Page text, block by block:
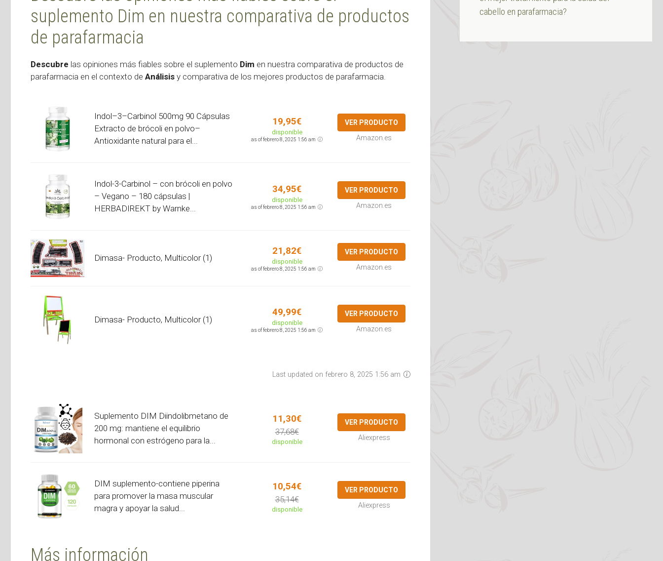
suplemento Dim en nuestra comparativa de productos
de parafarmacia
Descubre las opiniones más fiables sobre el suplemento Dim en nuestra comparativa de productos de
parafarmacia en el contexto de Análisis y comparativa de los mejores productos de parafarmacia.
Indol–3–Carbinol 500mg 90 Cápsulas
Extracto de brócoli en polvo–
Antioxidante natural para el...
19,95€
disponible
as of febrero 8, 2025 1:56 am
VER PRODUCTO
Amazon.es
Indol-3-Carbinol – con brócoli en polvo
– Vegano – 180 cápsulas |
HERBADIREKT by Warnke...
34,95€
disponible
as of febrero 8, 2025 1:56 am
VER PRODUCTO
Amazon.es
Dimasa- Producto, Multicolor (1)
21,82€
disponible
as of febrero 8, 2025 1:56 am
VER PRODUCTO
Amazon.es
Dimasa- Producto, Multicolor (1)
49,99€
disponible
as of febrero 8, 2025 1:56 am
VER PRODUCTO
Amazon.es
Last updated on febrero 8, 2025 1:56 am
Suplemento DIM Diindolibmetano de
200 mg: mantiene el equilibrio
hormonal con estrógeno para la...
11,30€
37,68€
disponible
VER PRODUCTO
Aliexpress
DIM suplemento-contiene piperina
para promover la masa muscular
magra y apoyar la salud...
10,54€
35,14€
disponible
VER PRODUCTO
Aliexpress
Más información
cabello en parafarmacia?